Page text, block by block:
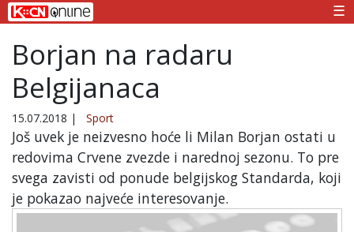
☰
Borjan na radaru
Belgijanaca
15.07.2018 | Sport
Još uvek je neizvesno hoće li Milan Borjan ostati u
redovima Crvene zvezde i narednoj sezonu. To pre
svega zavisti od ponude belgijskog Standarda, koji
je pokazao najveće interesovanje.